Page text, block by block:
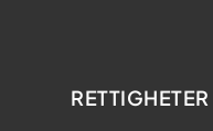
RETTIGHETER